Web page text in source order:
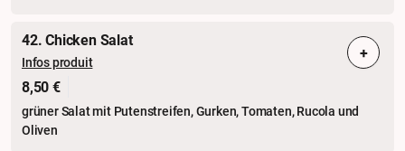
42. Chicken Salat
Infos produit
8,50 €
grüner Salat mit Putenstreifen, Gurken, Tomaten, Rucola und
Oliven
+